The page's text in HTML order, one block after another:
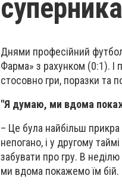
Днями професійний
Фарма» з рахунком (0:1). І
стосовно гри, поразки та
"Я думаю, ми вдома
– Це була найбільш
непогано, і у другому
забувати про гру. В
ми вдома покажемо їм бій.